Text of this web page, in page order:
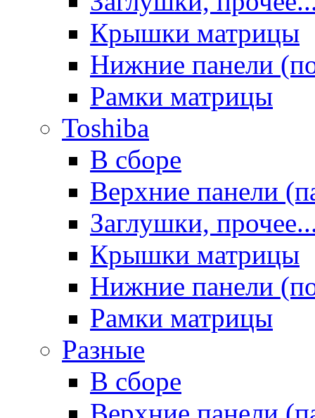
Крышки матрицы
Нижние панели
Рамки матрицы
Toshiba
В сборе
Верхние панели
Заглушки,
Крышки матрицы
Нижние панели
Рамки матрицы
Разные
В сборе